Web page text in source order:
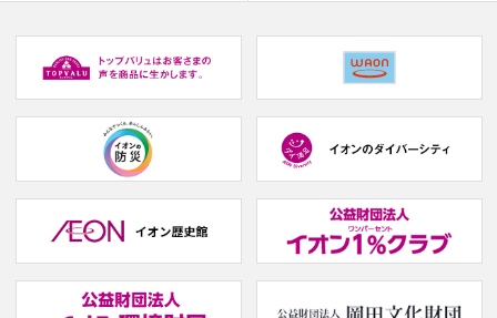
window.)
(new
window.)